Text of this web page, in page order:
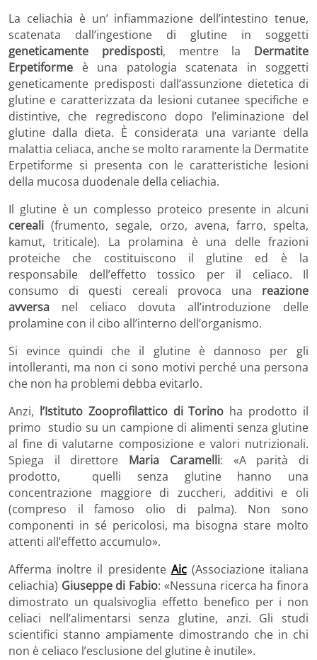
La celiachia è un’ infiammazione dell’intestino tenue,
scatenata dall’ingestione di glutine in soggetti
geneticamente predisposti, mentre la Dermatite
Erpetiforme è una patologia scatenata in soggetti
geneticamente predisposti dall’assunzione dietetica di
glutine e caratterizzata da lesioni cutanee specifiche e
distintive, che regrediscono dopo l’eliminazione del
glutine dalla dieta. È considerata una variante della
malattia celiaca, anche se molto raramente la Dermatite
Erpetiforme si presenta con le caratteristiche lesioni
della mucosa duodenale della celiachia.
Il glutine è un complesso proteico presente in alcuni
cereali (frumento, segale, orzo, avena, farro, spelta,
kamut, triticale). La prolamina è una delle frazioni
proteiche che costituiscono il glutine ed è la
responsabile dell’effetto tossico per il celiaco. Il
consumo di questi cereali provoca una reazione
avversa nel celiaco dovuta all’introduzione delle
prolamine con il cibo all’interno dell’organismo.
Si evince quindi che il glutine è dannoso per gli
intolleranti, ma non ci sono motivi perché una persona
che non ha problemi debba evitarlo.
Anzi, l’Istituto Zooprofilattico di Torino ha prodotto il
primo studio su un campione di alimenti senza glutine
al fine di valutarne composizione e valori nutrizionali.
Spiega il direttore Maria Caramelli: «A parità di
prodotto, quelli senza glutine hanno una
concentrazione maggiore di zuccheri, additivi e oli
(compreso il famoso olio di palma). Non sono
componenti in sé pericolosi, ma bisogna stare molto
attenti all’effetto accumulo».
Afferma inoltre il presidente Aic (Associazione italiana
celiachia) Giuseppe di Fabio: «Nessuna ricerca ha finora
dimostrato un qualsivoglia effetto benefico per i non
celiaci nell’alimentarsi senza glutine, anzi. Gli studi
scientifici stanno ampiamente dimostrando che in chi
non è celiaco l’esclusione del glutine è inutile».